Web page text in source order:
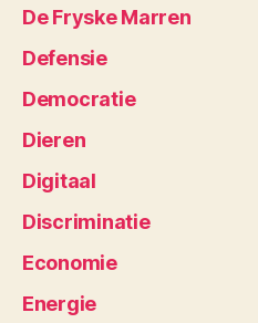
De Fryske Marren
Defensie
Democratie
Dieren
Digitaal
Discriminatie
Economie
Energie